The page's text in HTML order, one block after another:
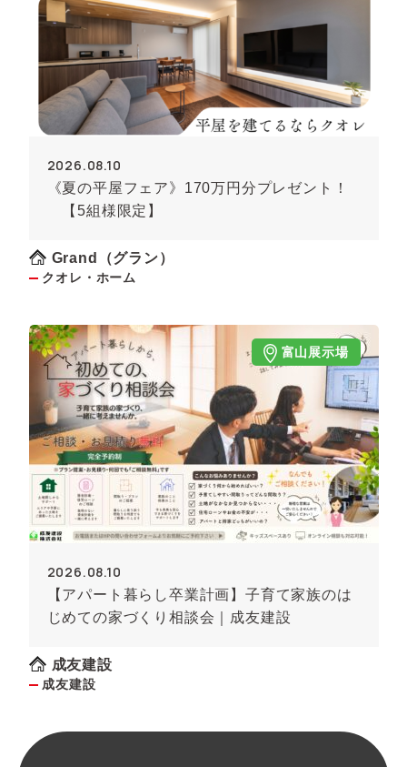
2026.08.10
《夏の平屋フェア》170万円分プレゼント！
【5組様限定】
Grand（グラン）
クオレ・ホーム
富山展示場
2026.08.10
【アパート暮らし卒業計画】子育て家族のは
じめての家づくり相談会｜成友建設
成友建設
成友建設